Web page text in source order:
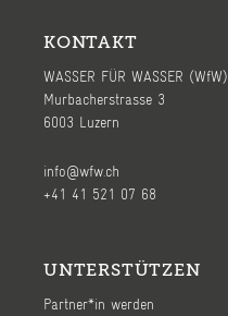
KONTAKT
WASSER FÜR WASSER (WfW)
Murbacherstrasse 3
6003 Luzern
info@wfw.ch
+41 41 521 07 68
UNTERSTÜTZEN
Partner*in werden